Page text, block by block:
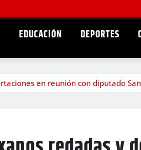
EDUCACIÓN DEPORTES
en reunión con diputado